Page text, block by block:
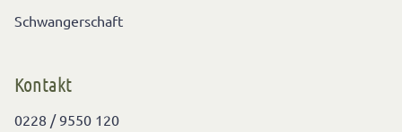
Schwangerschaft
Kontakt
0228 / 9550 120